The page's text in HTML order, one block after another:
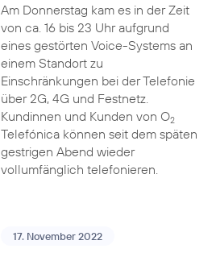
Am Donnerstag kam es in der Zeit
von ca. 16 bis 23 Uhr aufgrund
eines gestörten Voice-Systems an
einem Standort zu
Einschränkungen bei der Telefonie
über 2G, 4G und Festnetz.
Kundinnen und Kunden von O2
Telefónica können seit dem späten
gestrigen Abend wieder
vollumfänglich telefonieren.
17. November 2022